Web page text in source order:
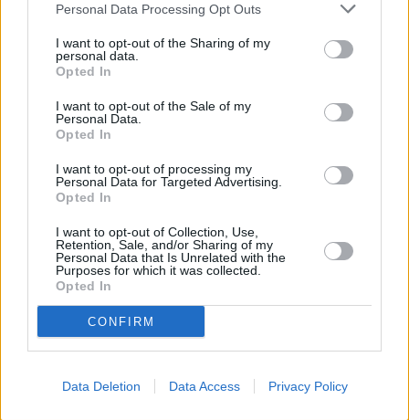
Personal Data Processing Opt Outs
I want to opt-out of the Sharing of my
personal data.
Opted In
I want to opt-out of the Sale of my
Personal Data.
Opted In
I want to opt-out of processing my
Personal Data for Targeted Advertising.
Opted In
I want to opt-out of Collection, Use,
Retention, Sale, and/or Sharing of my
Personal Data that Is Unrelated with the
Purposes for which it was collected.
Opted In
CONFIRM
Data Deletion Data Access Privacy Policy
Emilia-Romagna ha disposto con propri atti amministrativi le
concrete modalità di accesso all’istituto del suicidio
medicalmente assistito, mettendo le strutture del servizio
sanitario pubblico – indicate dalla Consulta stessa – nelle
condizioni di garantire questo diritto al malato, attenendosi
scrupolosamente ai dettami precisi fissati dalla sentenza dell’Alta
Corte. E lo ha fatto perché ciò è dovuto in uno Stato di diritto,
rischia di accadere: che un paziente, peraltro in condizioni
drammatiche, debba ricorrere al giudice ordinario per vedersi
riconosciuto quello che, va ribadito, è un diritto ora sancito dalla
Corte costituzionale. Sono certo- chiude il presidente della
Regione- che sul principio di legalità anche la Conferenza